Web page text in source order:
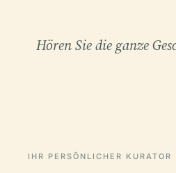
Hören Sie die ganze
IHR PERSÖNLICHER KURATOR